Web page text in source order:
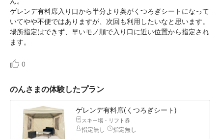
ゲレンデ有料席入り口から半分より奥がくつろぎシートになって
いてやや不便ではありますが、次回も利用したいなと思います。
場所指定はできず、早いモノ順で入り口に近い位置から指定され
ます。
0
のんさまの体験したプラン
ゲレンデ有料席(くつろぎシート)
スキー場・リフト券
指定無し 指定無し